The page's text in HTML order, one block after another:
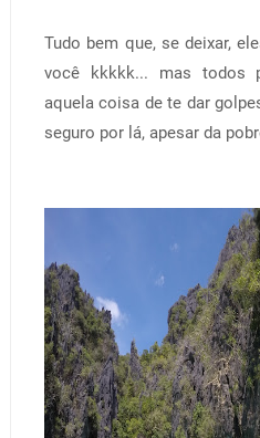
Tudo bem que, se deixar,
você kkkkk... mas todos
aquela coisa de te dar
seguro por lá, apesar da